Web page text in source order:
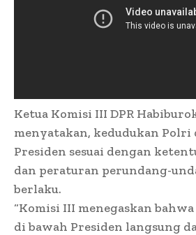
Ketua Komisi III DPR
menyatakan, kedudukan Polri
Presiden sesuai dengan
dan peraturan perundang-
berlaku.
“Komisi III menegaskan
di bawah Presiden langsung